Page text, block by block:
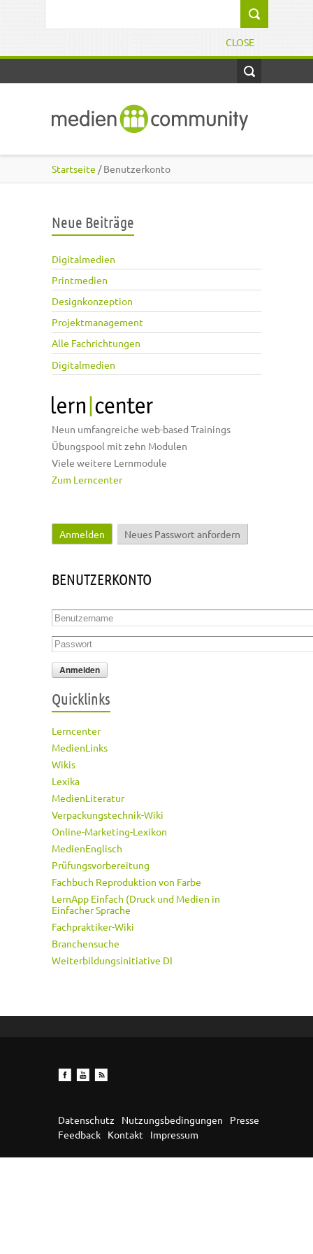
CLOSE
Startseite / Benutzerkonto
Neue Beiträge
Digitalmedien
Printmedien
Designkonzeption
Projektmanagement
Alle Fachrichtungen
Digitalmedien
Neun umfangreiche web-based Trainings
Übungspool mit zehn Modulen
Viele weitere Lernmodule
Zum Lerncenter
Haupt-Reiter
Anmelden (aktiver Reiter)
Neues Passwort anfordern
BENUTZERKONTO
Benutzername
Passwort
Quicklinks
Lerncenter
MedienLinks
Wikis
Lexika
MedienLiteratur
Verpackungstechnik-Wiki
Online-Marketing-Lexikon
MedienEnglisch
Prüfungsvorbereitung
Fachbuch Reproduktion von Farbe
LernApp Einfach (Druck und Medien in
Einfacher Sprache
Fachpraktiker-Wiki
Branchensuche
Weiterbildungsinitiative DI
Datenschutz Nutzungsbedingungen
Presse
Feedback
Kontakt Impressum